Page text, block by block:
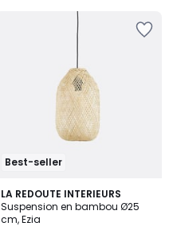
Best-seller
LA REDOUTE INTERIEURS
Suspension en bambou Ø25
cm, Ezia
4,5
/ 5